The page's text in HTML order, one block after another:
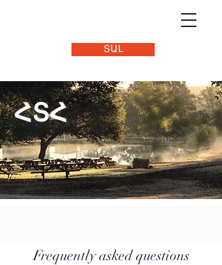
ՏԱԼ
ՀՏՀ
Frequently asked questions